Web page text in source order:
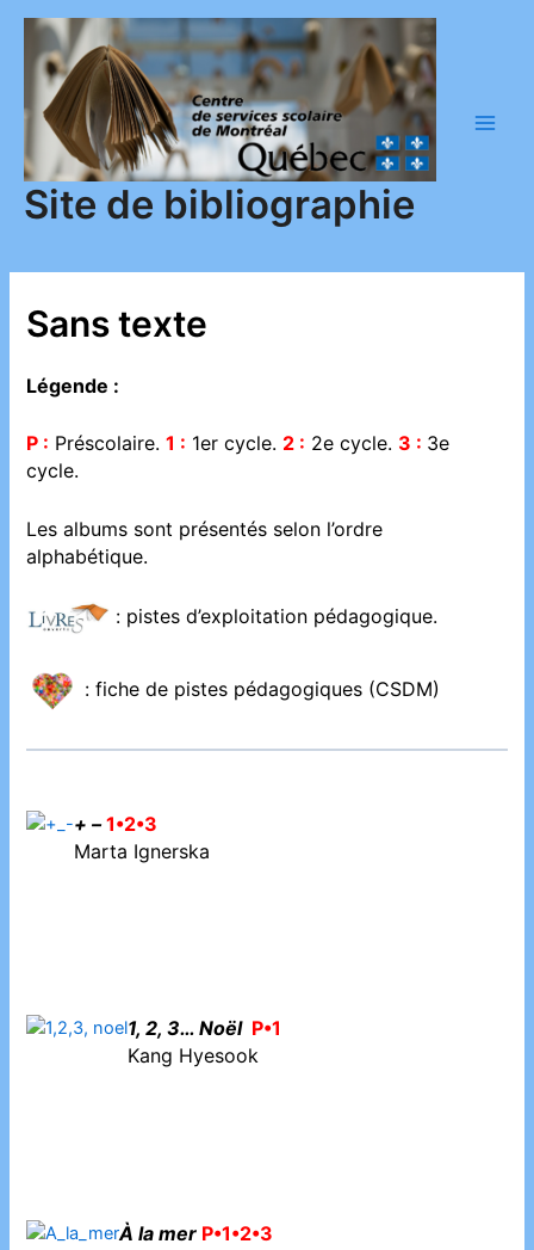
contenu
Site de bibliographie
Sans texte
Légende :
P : Préscolaire.1 : 1er cycle. 2 : 2e cycle. 3 : 3e
cycle.
Les albums sont présentés selon l’ordre
alphabétique.
: pistes d’exploitation pédagogique.
: fiche de pistes pédagogiques (CSDM)
+ –1•2•3
Marta Ignerska
1, 2, 3… Noël P•1
Kang Hyesook
À la mer P•1•2•3